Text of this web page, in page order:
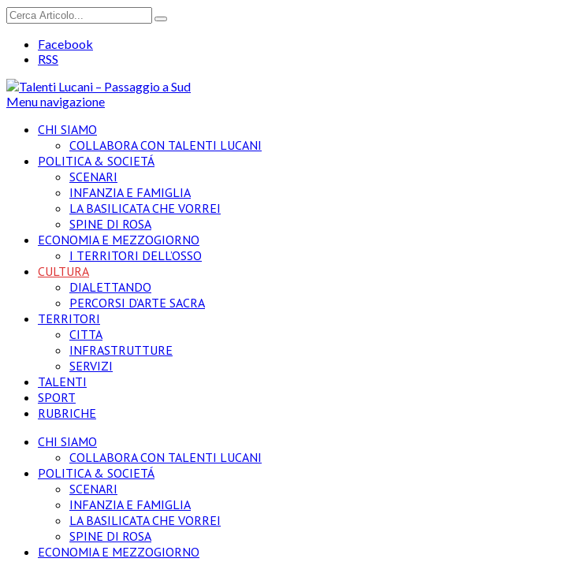
Facebook
RSS
Menu navigazione
CHI SIAMO
COLLABORA CON TALENTI LUCANI
POLITICA & SOCIETÁ
SCENARI
INFANZIA E FAMIGLIA
LA BASILICATA CHE VORREI
SPINE DI ROSA
ECONOMIA E MEZZOGIORNO
I TERRITORI DELL’OSSO
CULTURA
DIALETTANDO
PERCORSI D’ARTE SACRA
TERRITORI
CITTA
INFRASTRUTTURE
SERVIZI
TALENTI
SPORT
RUBRICHE
CHI SIAMO
COLLABORA CON TALENTI LUCANI
POLITICA & SOCIETÁ
SCENARI
INFANZIA E FAMIGLIA
LA BASILICATA CHE VORREI
SPINE DI ROSA
ECONOMIA E MEZZOGIORNO